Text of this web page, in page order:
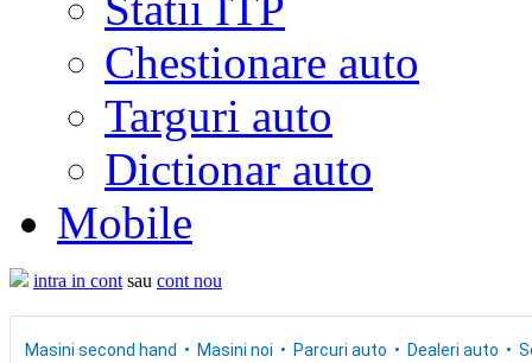
Chestionare auto
Targuri auto
Dictionar auto
Mobile
intra in cont sau cont nou
Masini second hand Masini noi Parcuri auto Dealeri auto